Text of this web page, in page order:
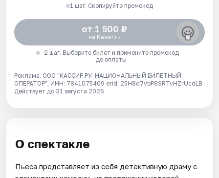
1 шаг. Скопируйте промокод
от 1 500 ₽
на Kassir.ru
2 шаг. Выберите билет и примените промокод
до оплаты
Реклама. ООО "КАССИР.РУ-НАЦИОНАЛЬНЫЙ БИЛЕТНЫЙ
ОПЕРАТОР", ИНН: 7841075409 erid: 25H8d7vbP8SRTvHZrUcdLB.
Действует до 31 августа 2026
О спектакле
Пьеса представляет из себя детективную драму с